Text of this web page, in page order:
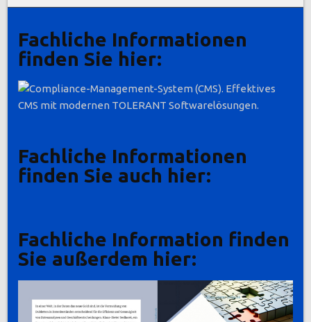
Fachliche Informationen
finden Sie hier:
Fachliche Informationen
finden Sie auch hier:
Fachliche Information finden
Sie außerdem hier: